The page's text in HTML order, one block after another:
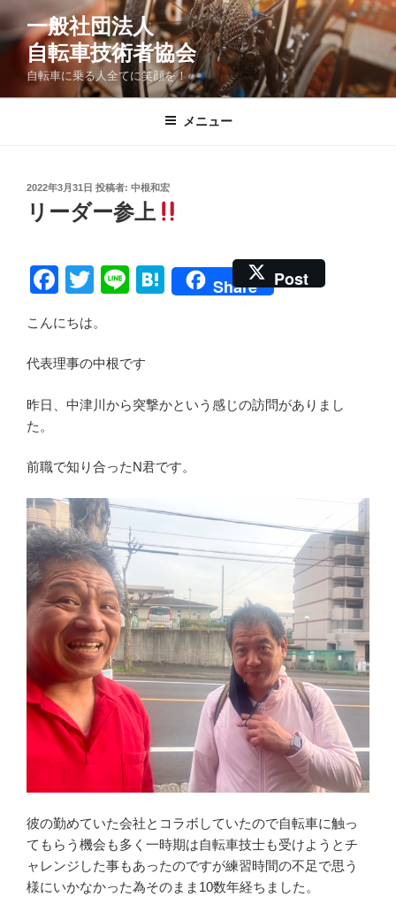
コ
ツ
一般社団法人
自転車技術者協会
自転車に乗る人全てに笑顔を！
メニュー
投
稿
日:
2022年3月31日 投稿者: 中根和宏
リーダー参上
F
c
e
b
o
k
T
tt
er
Li
H
a
Share Post
こんにちは。
代表理事の中根です
昨日、中津川から突撃かという感じの訪問がありまし
た。
前職で知り合ったN君です。
彼の勤めていた会社とコラボしていたので自転車に触っ
てもらう機会も多く一時期は自転車技士も受けようとチ
ャレンジした事もあったのですが練習時間の不足で思う
様にいかなかった為そのまま10数年経ちました。